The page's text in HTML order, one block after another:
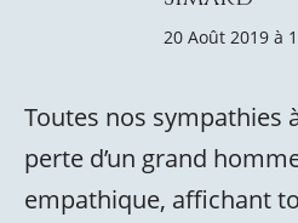
20 Août 2019 à
Toutes nos sympathies
perte d’un grand
empathique, affichant